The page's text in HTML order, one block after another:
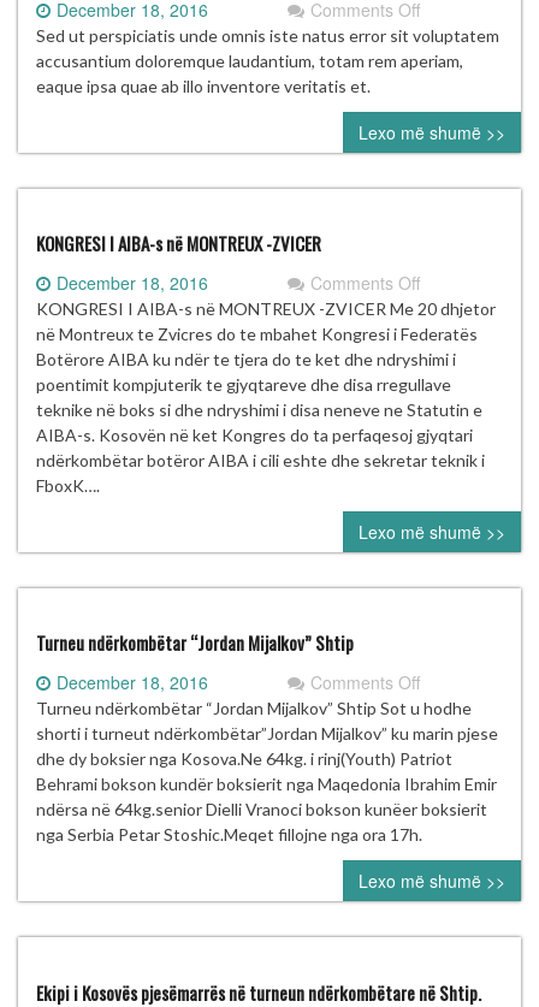
December 18, 2016 Comments Offon
Zlatan
stars
Man
United
wins
the
Sed ut perspiciatis unde omnis iste natus error sit voluptatem
accusantium doloremque laudantium, totam rem aperiam,
eaque ipsa quae ab illo inventore veritatis et.
Lexo më shumë >>
KONGRESI I AIBA-s në MONTREUX -ZVICER
December 18, 2016 Comments Offon
KONGRESI
I
AIBA-
s
në
MONTREUX
-
KONGRESI I AIBA-s në MONTREUX -ZVICER Me 20 dhjetor
në Montreux te Zvicres do te mbahet Kongresi i Federatës
Botërore AIBA ku ndër te tjera do te ket dhe ndryshimi i
poentimit kompjuterik te gjyqtareve dhe disa rregullave
teknike në boks si dhe ndryshimi i disa neneve ne Statutin e
AIBA-s. Kosovën në ket Kongres do ta perfaqesoj gjyqtari
ndërkombëtar botëror AIBA i cili eshte dhe sekretar teknik i
FboxK….
Lexo më shumë >>
Turneu ndërkombëtar “Jordan Mijalkov” Shtip
December 18, 2016 Comments Offon
Turneu
ndërkombëtar
“Jordan
Mijalkov”
Shtip
Turneu ndërkombëtar “Jordan Mijalkov” Shtip Sot u hodhe
shorti i turneut ndërkombëtar”Jordan Mijalkov” ku marin pjese
dhe dy boksier nga Kosova.Ne 64kg. i rinj(Youth) Patriot
Behrami bokson kundër boksierit nga Maqedonia Ibrahim Emir
ndërsa në 64kg.senior Dielli Vranoci bokson kunëer boksierit
nga Serbia Petar Stoshic.Meqet fillojne nga ora 17h.
Lexo më shumë >>
Ekipi i Kosovës pjesëmarrës në turneun ndërkombëtare në Shtip.